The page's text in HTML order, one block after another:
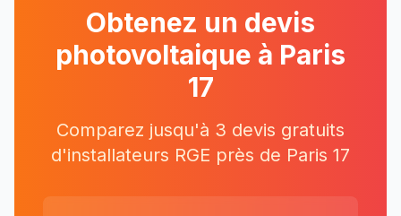
Obtenez un devis
photovoltaique à Paris
17
Comparez jusqu'à 3 devis gratuits
d'installateurs RGE près de Paris 17